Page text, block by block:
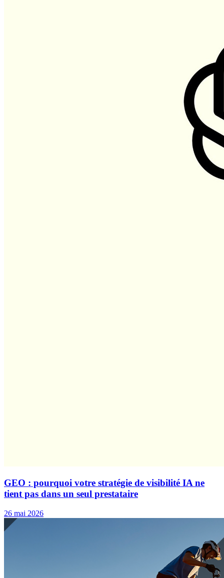
GEO : pourquoi votre stratégie de visibilité IA ne
tient pas dans un seul prestataire
26 mai 2026